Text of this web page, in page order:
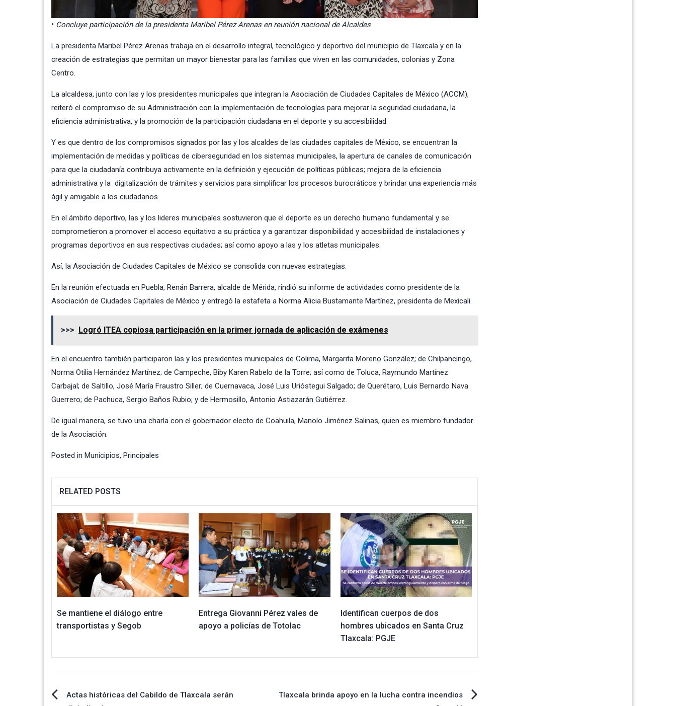
• Concluye participación de la presidenta Maribel Pérez Arenas en reunión nacional de Alcaldes
La presidenta Maribel Pérez Arenas trabaja en el desarrollo integral, tecnológico y deportivo del municipio de Tlaxcala y en la
creación de estrategias que permitan un mayor bienestar para las familias que viven en las comunidades, colonias y Zona
Centro.
La alcaldesa, junto con las y los presidentes municipales que integran la Asociación de Ciudades Capitales de México (ACCM),
reiteró el compromiso de su Administración con la implementación de tecnologías para mejorar la seguridad ciudadana, la
eficiencia administrativa, y la promoción de la participación ciudadana en el deporte y su accesibilidad.
Y es que dentro de los compromisos signados por las y los alcaldes de las ciudades capitales de México, se encuentran la
implementación de medidas y políticas de ciberseguridad en los sistemas municipales, la apertura de canales de comunicación
para que la ciudadanía contribuya activamente en la definición y ejecución de políticas públicas; mejora de la eficiencia
administrativa y la digitalización de trámites y servicios para simplificar los procesos burocráticos y brindar una experiencia más
ágil y amigable a los ciudadanos.
En el ámbito deportivo, las y los lideres municipales sostuvieron que el deporte es un derecho humano fundamental y se
comprometieron a promover el acceso equitativo a su práctica y a garantizar disponibilidad y accesibilidad de instalaciones y
programas deportivos en sus respectivas ciudades; así como apoyo a las y los atletas municipales.
Así, la Asociación de Ciudades Capitales de México se consolida con nuevas estrategias.
En la reunión efectuada en Puebla, Renán Barrera, alcalde de Mérida, rindió su informe de actividades como presidente de la
Asociación de Ciudades Capitales de México y entregó la estafeta a Norma Alicia Bustamante Martínez, presidenta de Mexicali.
>>> Logró ITEA copiosa participación en la primer jornada de aplicación de exámenes
En el encuentro también participaron las y los presidentes municipales de Colima, Margarita Moreno González; de Chilpancingo,
Norma Otilia Hernández Martínez; de Campeche, Biby Karen Rabelo de la Torre; así como de Toluca, Raymundo Martínez
Carbajal; de Saltillo, José María Fraustro Siller; de Cuernavaca, José Luis Urióstegui Salgado; de Querétaro, Luis Bernardo Nava
Guerrero; de Pachuca, Sergio Baños Rubio; y de Hermosillo, Antonio Astiazarán Gutiérrez.
De igual manera, se tuvo una charla con el gobernador electo de Coahuila, Manolo Jiménez Salinas, quien es miembro fundador
de la Asociación.
Posted in Municipios, Principales
RELATED POSTS
Se mantiene el diálogo entre
transportistas y Segob
Entrega Giovanni Pérez vales de
apoyo a policías de Totolac
Identifican cuerpos de dos
hombres ubicados en Santa Cruz
Tlaxcala: PGJE
Navegación
Actas históricas del Cabildo de Tlaxcala serán
Tlaxcala brinda apoyo en la lucha contra incendios